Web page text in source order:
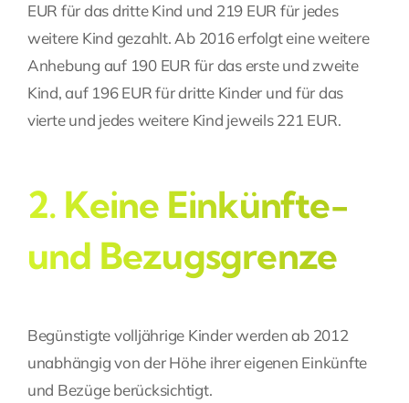
EUR für das dritte Kind und 219 EUR für jedes
weitere Kind gezahlt. Ab 2016 erfolgt eine weitere
Anhebung auf 190 EUR für das erste und zweite
Kind, auf 196 EUR für dritte Kinder und für das
vierte und jedes weitere Kind jeweils 221 EUR.
2. Keine Einkünfte-
und Bezugsgrenze
Begünstigte volljährige Kinder werden ab 2012
unabhängig von der Höhe ihrer eigenen Einkünfte
und Bezüge berücksichtigt.